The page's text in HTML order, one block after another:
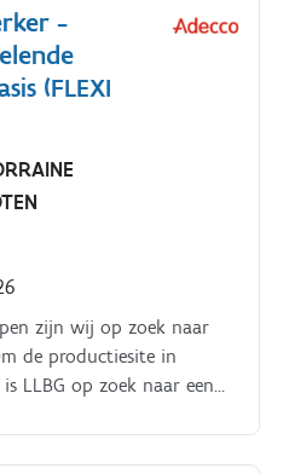
-
(FLEXI
zijn wij op zoek naar
de productiesite in
LLBG op zoek naar een
met je collega's in